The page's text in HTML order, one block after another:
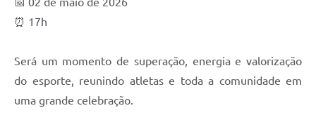
⏰ 17h
Será um momento de superação, energia e valorização
do esporte, reunindo atletas e toda a comunidade em
uma grande celebração.